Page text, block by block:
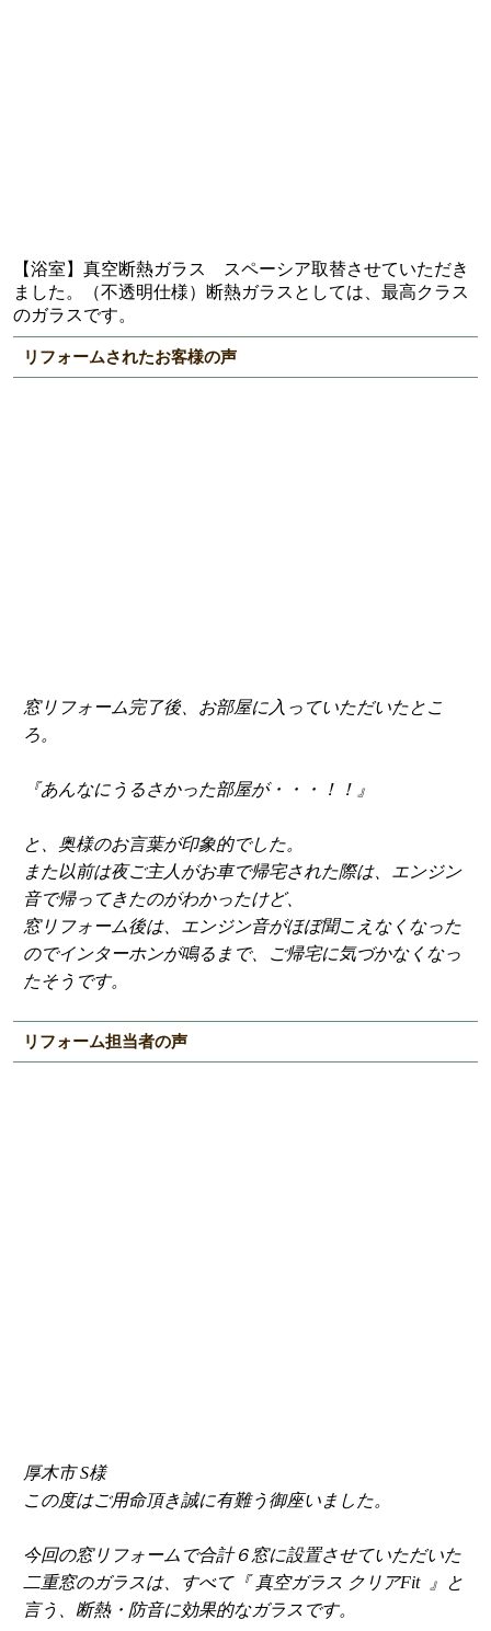
【浴室】真空断熱ガラス スペーシア取替させていただき
ました。（不透明仕様）断熱ガラスとしては、最高クラス
のガラスです。
リフォームされたお客様の声
窓リフォーム完了後、お部屋に入っていただいたとこ
ろ。
『あんなにうるさかった部屋が・・・！！』
と、奥様のお言葉が印象的でした。
また以前は夜ご主人がお車で帰宅された際は、エンジン
音で帰ってきたのがわかったけど、
窓リフォーム後は、エンジン音がほぼ聞こえなくなった
のでインターホンが鳴るまで、ご帰宅に気づかなくなっ
たそうです。
リフォーム担当者の声
厚木市 S様
この度はご用命頂き誠に有難う御座いました。
今回の窓リフォームで合計６窓に設置させていただいた
二重窓のガラスは、すべて『 真空ガラス クリアFit 』と
言う、断熱・防音に効果的なガラスです。